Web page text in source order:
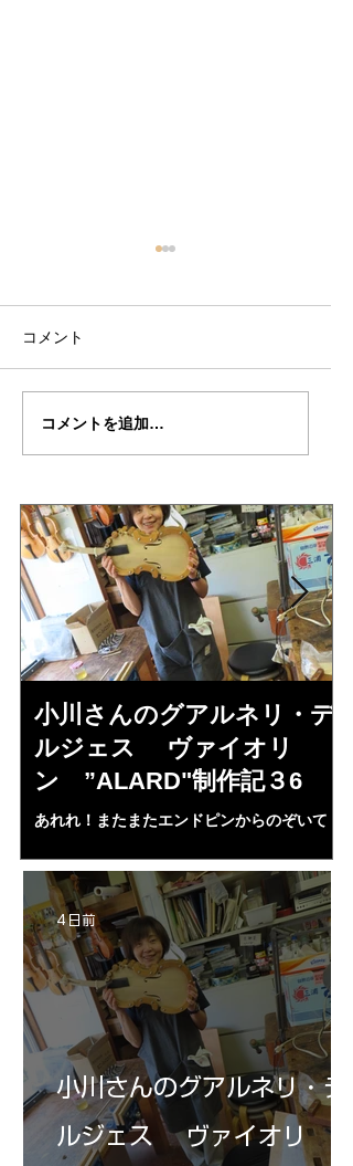
”SAVIONARI”制作記２
コメント
コメントを追加…
小川さんのグアルネリ・デ
ルジェス ヴァイオリ
ン ”ALARD"制作記３6
あれれ！またまたエンドピンからのぞいて
ペーパー１００゜で徹底して削る。やっと光
が消えた。にかわで再度閉じる。消えた――
の小川さんの笑顔が満開となる・・。いよい
よ来週からニス塗りか？
小川さんのグアルネリ・デ
ルジェス ヴァイオリ
4 日前